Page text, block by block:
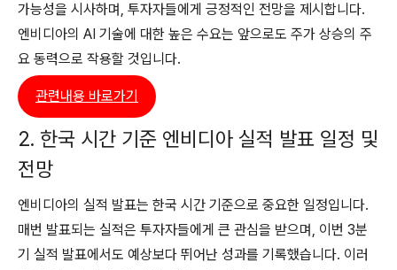
가능성을 시사하며, 투자자들에게 긍정적인 전망을 제시합니다.
엔비디아의 AI 기술에 대한 높은 수요는 앞으로도 주가 상승의 주
요 동력으로 작용할 것입니다.
관련내용 바로가기
2. 한국 시간 기준 엔비디아 실적 발표 일정 및
전망
엔비디아의 실적 발표는 한국 시간 기준으로 중요한 일정입니다.
매번 발표되는 실적은 투자자들에게 큰 관심을 받으며, 이번 3분
기 실적 발표에서도 예상보다 뛰어난 성과를 기록했습니다. 이러